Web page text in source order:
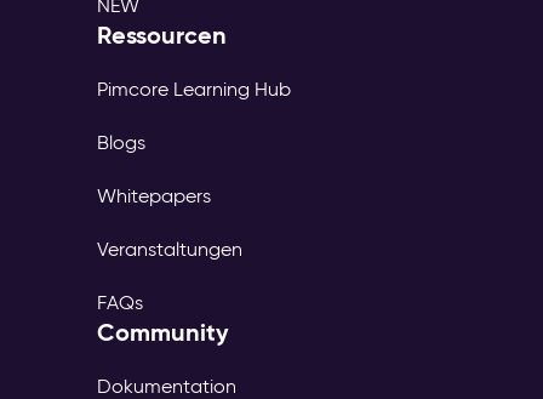
NEW
Ressourcen
Pimcore Learning Hub
Blogs
Whitepapers
Veranstaltungen
FAQs
Community
Dokumentation